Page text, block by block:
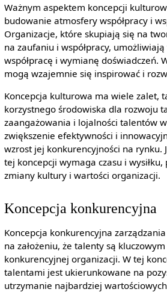
Ważnym aspektem koncepcji
budowanie atmosfery współpracy i
Organizacje, które skupiają się na
na zaufaniu i współpracy,
współpracę i wymianę doświadczeń.
mogą wzajemnie się inspirować i
Koncepcja kulturowa ma wiele zalet,
korzystnego środowiska dla rozwoju
zaangażowania i lojalności talentów
zwiększenie efektywności i
wzrost jej konkurencyjności na rynku.
tej koncepcji wymaga czasu i
zmiany kultury i wartości organizacji.
Koncepcja konkurencyjna
Koncepcja konkurencyjna
na założeniu, że talenty są
konkurencyjnej organizacji. W tej
talentami jest ukierunkowane na
utrzymanie najbardziej